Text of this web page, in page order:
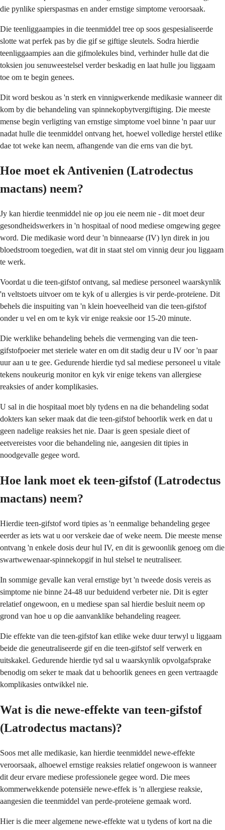
die pynlike spierspasmas en ander ernstige simptome veroorsaak.
Die teenliggaampies in die teenmiddel tree op soos gespesialiseerde
slotte wat perfek pas by die gif se giftige sleutels. Sodra hierdie
teenliggaampies aan die gifmolekules bind, verhinder hulle dat die
toksien jou senuweestelsel verder beskadig en laat hulle jou liggaam
toe om te begin genees.
Dit word beskou as 'n sterk en vinnigwerkende medikasie wanneer dit
kom by die behandeling van spinnekopbytvergiftiging. Die meeste
mense begin verligting van ernstige simptome voel binne 'n paar uur
nadat hulle die teenmiddel ontvang het, hoewel volledige herstel etlike
dae tot weke kan neem, afhangende van die erns van die byt.
Hoe moet ek Antivenien (Latrodectus
mactans) neem?
Jy kan hierdie teenmiddel nie op jou eie neem nie - dit moet deur
gesondheidswerkers in 'n hospitaal of nood mediese omgewing gegee
word. Die medikasie word deur 'n binneaarse (IV) lyn direk in jou
bloedstroom toegedien, wat dit in staat stel om vinnig deur jou liggaam
te werk.
Voordat u die teen-gifstof ontvang, sal mediese personeel waarskynlik
'n veltstoets uitvoer om te kyk of u allergies is vir perde-proteïene. Dit
behels die inspuiting van 'n klein hoeveelheid van die teen-gifstof
onder u vel en om te kyk vir enige reaksie oor 15-20 minute.
Die werklike behandeling behels die vermenging van die teen-
gifstofpoeier met steriele water en om dit stadig deur u IV oor 'n paar
uur aan u te gee. Gedurende hierdie tyd sal mediese personeel u vitale
tekens noukeurig monitor en kyk vir enige tekens van allergiese
reaksies of ander komplikasies.
U sal in die hospitaal moet bly tydens en na die behandeling sodat
dokters kan seker maak dat die teen-gifstof behoorlik werk en dat u
geen nadelige reaksies het nie. Daar is geen spesiale dieet of
eetvereistes voor die behandeling nie, aangesien dit tipies in
noodgevalle gegee word.
Hoe lank moet ek teen-gifstof (Latrodectus
mactans) neem?
Hierdie teen-gifstof word tipies as 'n eenmalige behandeling gegee
eerder as iets wat u oor verskeie dae of weke neem. Die meeste mense
ontvang 'n enkele dosis deur hul IV, en dit is gewoonlik genoeg om die
swartwewenaar-spinnekopgif in hul stelsel te neutraliseer.
In sommige gevalle kan veral ernstige byt 'n tweede dosis vereis as
simptome nie binne 24-48 uur beduidend verbeter nie. Dit is egter
relatief ongewoon, en u mediese span sal hierdie besluit neem op
grond van hoe u op die aanvanklike behandeling reageer.
Die effekte van die teen-gifstof kan etlike weke duur terwyl u liggaam
beide die geneutraliseerde gif en die teen-gifstof self verwerk en
uitskakel. Gedurende hierdie tyd sal u waarskynlik opvolgafsprake
benodig om seker te maak dat u behoorlik genees en geen vertraagde
komplikasies ontwikkel nie.
Wat is die newe-effekte van teen-gifstof
(Latrodectus mactans)?
Soos met alle medikasie, kan hierdie teenmiddel newe-effekte
veroorsaak, alhoewel ernstige reaksies relatief ongewoon is wanneer
dit deur ervare mediese professionele gegee word. Die mees
kommerwekkende potensiële newe-effek is 'n allergiese reaksie,
aangesien die teenmiddel van perde-proteïene gemaak word.
Hier is die meer algemene newe-effekte wat u tydens of kort na die